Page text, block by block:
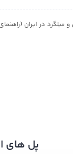
و میلگرد در ایران
پل های